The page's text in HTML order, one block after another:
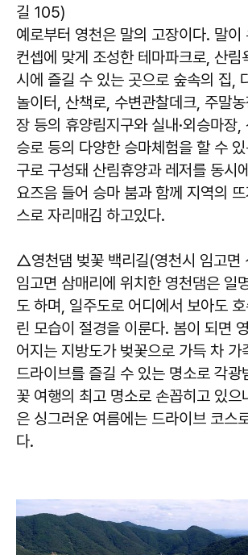
길 105)
예로부터 영천은 말의 고장이다. 말이
컨셉에 맞게 조성한 테마파크로, 산림
시에 즐길 수 있는 곳으로 숲속의 집,
놀이터, 산책로, 수변관찰데크, 주말농
장 등의 휴양림지구와 실내·외승마장,
승로 등의 다양한 승마체험을 할 수 있
구로 구성돼 산림휴양과 레저를 동시
요즈음 들어 승마 붐과 함께 지역의 뜨
스로 자리매김 하고있다.
△영천댐 벚꽃 백리길(영천시 임고면
임고면 삼매리에 위치한 영천댐은 일
도 하며, 일주도로 어디에서 보아도
린 모습이 절경을 이룬다. 봄이 되면
어지는 지방도가 벚꽃으로 가득 차 가
드라이브를 즐길 수 있는 명소로 각광
꽃 여행의 최고 명소로 손꼽히고 있으
은 싱그러운 여름에는 드라이브 코스
다.